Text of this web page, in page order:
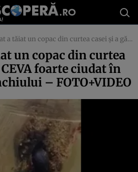
din curtea casei şi a găsit CEVA foarte ciudat în interiorul trunchiului – FOTO+VIDEO
un copac din curtea
foarte ciudat în
– FOTO+VIDEO